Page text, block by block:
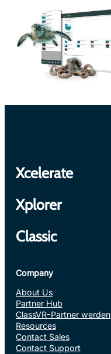
Xcelerate
Xplorer
Classic
Company
About Us
Partner Hub
ClassVR-Partner werden
Resources
Contact Sales
Contact Support